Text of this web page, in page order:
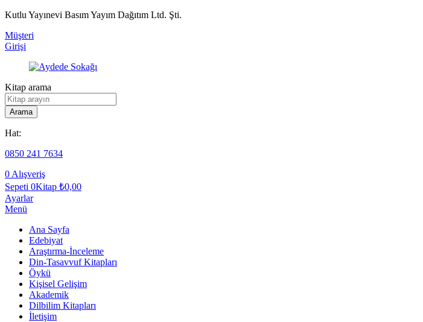
Kutlu Yayınevi Basım Yayım Dağıtım Ltd. Şti.
Müşteri
Girişi
Kitap arama
Arama
Hat:
0850 241 7634
0 Alışveriş
Sepeti 0Kitap ₺0,00
Ayarlar
Menü
Ana Sayfa
Edebiyat
Araştırma-İnceleme
Din-Tasavvuf Kitapları
Öykü
Kişisel Gelişim
Akademik
Dilbilim Kitapları
İletişim